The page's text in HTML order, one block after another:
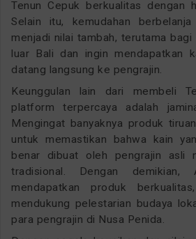
Tenun Cepuk berkualitas dengan
Selain itu, kemudahan
menjadi nilai tambah, terutama
luar Bali dan ingin mendapatkan
datang langsung ke pengrajin.
Keunggulan lain dari membeli
platform terpercaya adalah
Mengingat banyaknya produk
untuk memastikan bahwa kain
benar dibuat oleh pengrajin asli
tradisional. Dengan demikian,
mendapatkan produk
mendukung pelestarian budaya
para pengrajin di Nusa Penida.